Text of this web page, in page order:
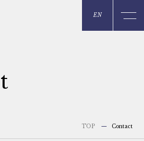
EN
t
TOP Contact